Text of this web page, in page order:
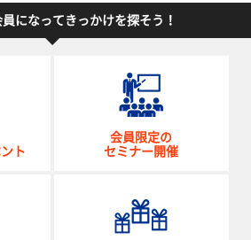
になってきっかけを探そう！
ト
会員限定の
セミナー開催